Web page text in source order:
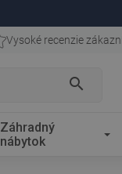
Vysoké recenzie
search
Záhradný
nábytok